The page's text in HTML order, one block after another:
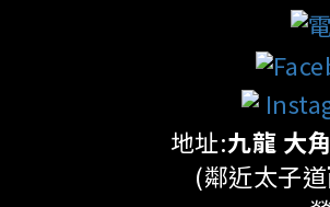
地址:九龍 大
(鄰近太子